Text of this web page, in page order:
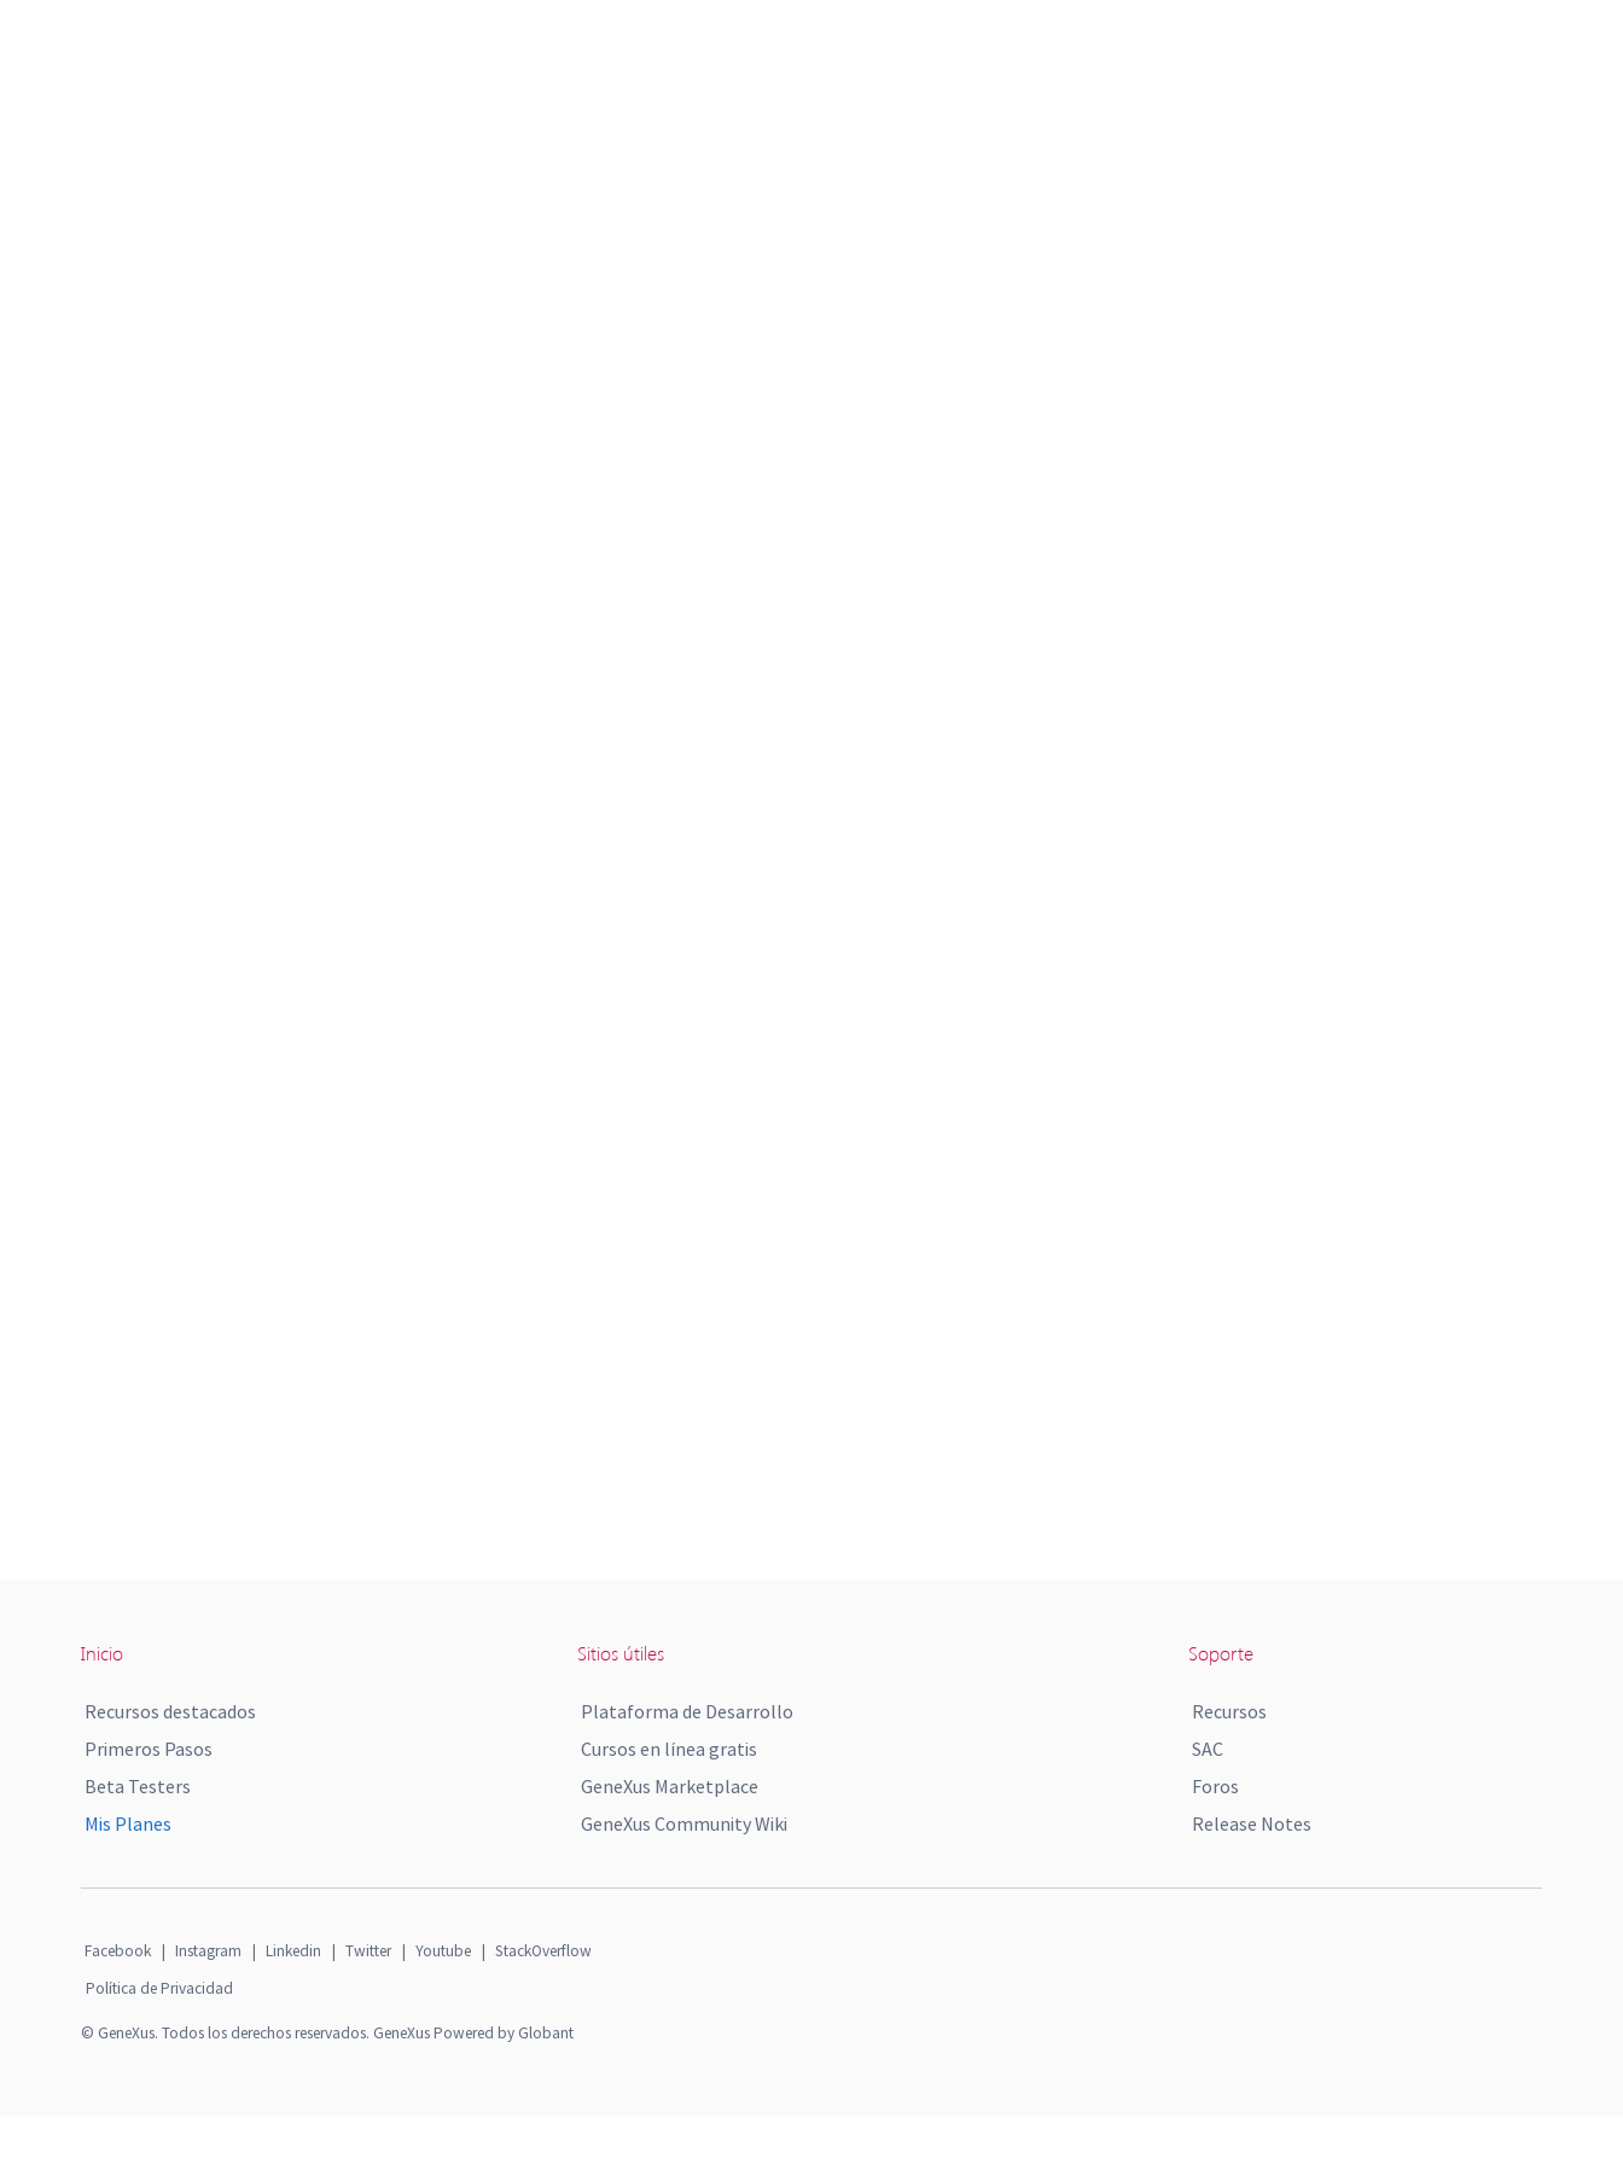
Inicio
Recursos destacados
Primeros Pasos
Beta Testers
Mis Planes
Sitios útiles
Plataforma de Desarrollo
Cursos en línea gratis
GeneXus Marketplace
GeneXus Community Wiki
Soporte
Recursos
SAC
Foros
Release Notes
Facebook | Instagram | Linkedin | Twitter | Youtube | StackOverflow
Política de Privacidad
© GeneXus. Todos los derechos reservados. GeneXus Powered by Globant